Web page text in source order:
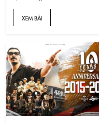
động thú vị và đa dạng như:
Car Show tại khu vực Trưng
XEM BÀI